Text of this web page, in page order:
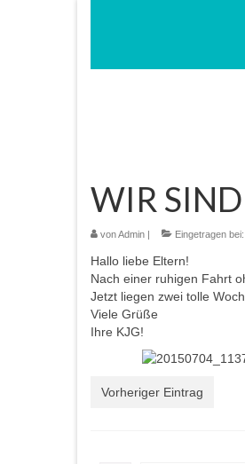
WIR
vonAdmin | Eingetragen bei:
Hallo liebe Eltern!
Nach einer ruhigen Fahrt
Jetzt liegen zwei tolle
Viele Grüße
Ihre KJG!
Vorheriger Eintrag